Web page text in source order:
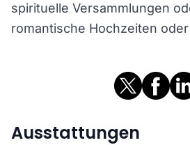
spirituelle Versammlungen
romantische Hochzeiten
Ausstattungen